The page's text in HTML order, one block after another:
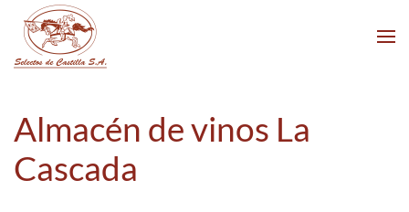
Skip to main content
Almacén de vinos La
Cascada